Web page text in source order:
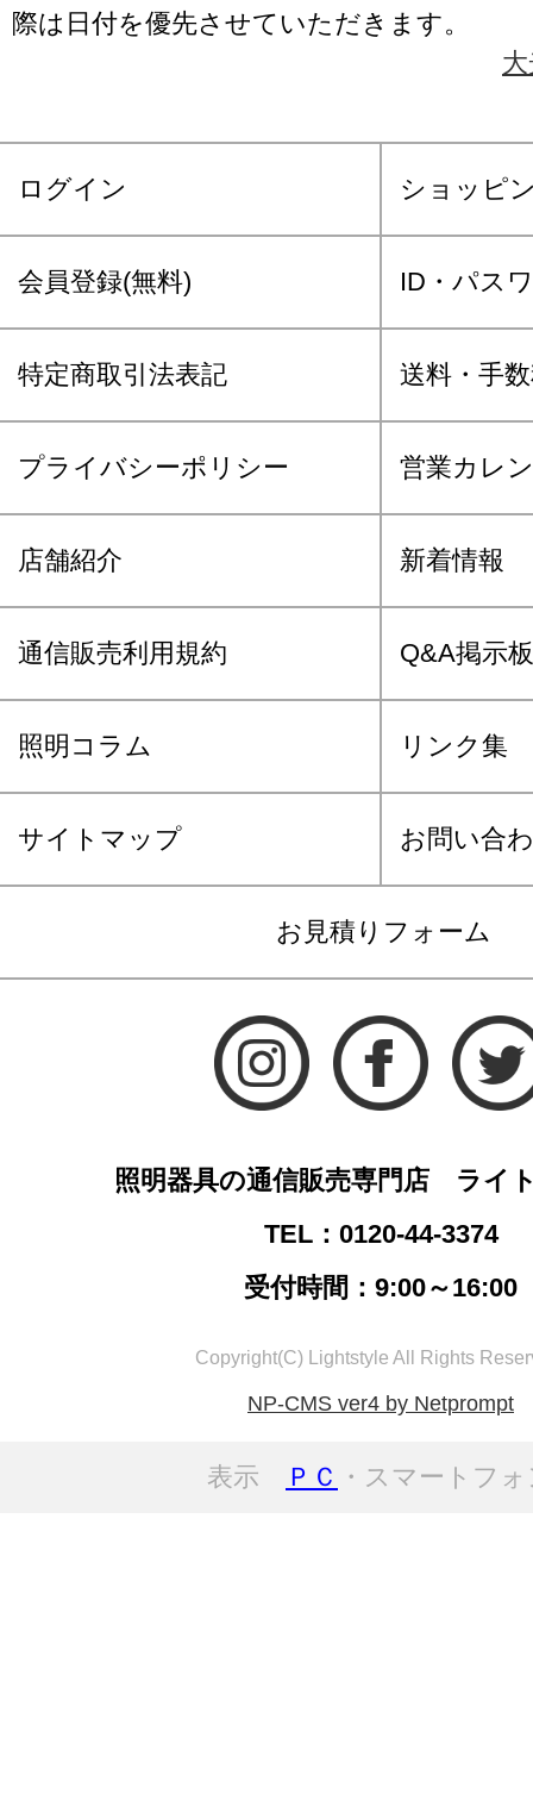
際は日付を優先させていただきます。
ログイン ショッピ
会員登録(無料) ID・パス
特定商取引法表記 送料・手
プライバシーポリシー 営業カレ
店舗紹介 新着情報
通信販売利用規約 Q&A掲示板
照明コラム リンク集
サイトマップ お問い合
お見積りフォーム
照明器具の通信販売専門店 ライ
TEL：0120-44-3374
受付時間：9:00～16:00
Copyright(C) Lightstyle All Rights
NP-CMS ver4 by Netprompt
表示 ＰＣ ・スマートフ